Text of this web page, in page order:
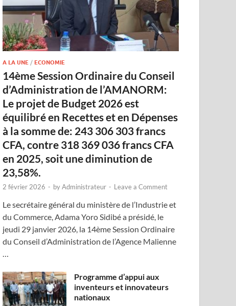
A LA UNE /ECONOMIE
14ème Session Ordinaire du Conseil
d’Administration de l’AMANORM:
Le projet de Budget 2026 est
équilibré en Recettes et en Dépenses
à la somme de: 243 306 303 francs
CFA, contre 318 369 036 francs CFA
en 2025, soit une diminution de
23,58%.
2 février 2026 - byAdministrateur - Leave a Comment
Le secrétaire général du ministère de l’Industrie et
du Commerce, Adama Yoro Sidibé a présidé, le
jeudi 29 janvier 2026, la 14ème Session Ordinaire
du Conseil d’Administration de l’Agence Malienne
…
Programme d’appui aux
inventeurs et innovateurs
nationaux